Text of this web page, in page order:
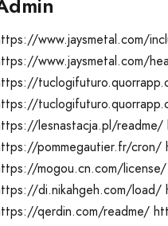
www.jaysmetal.com/
www.jaysmetal.com/
lesnastacja.pl/readme/
pommegautier.fr/cron/
mogou.cn.com/license/
di.nikahgeh.com/load/
qerdin.com/readme/